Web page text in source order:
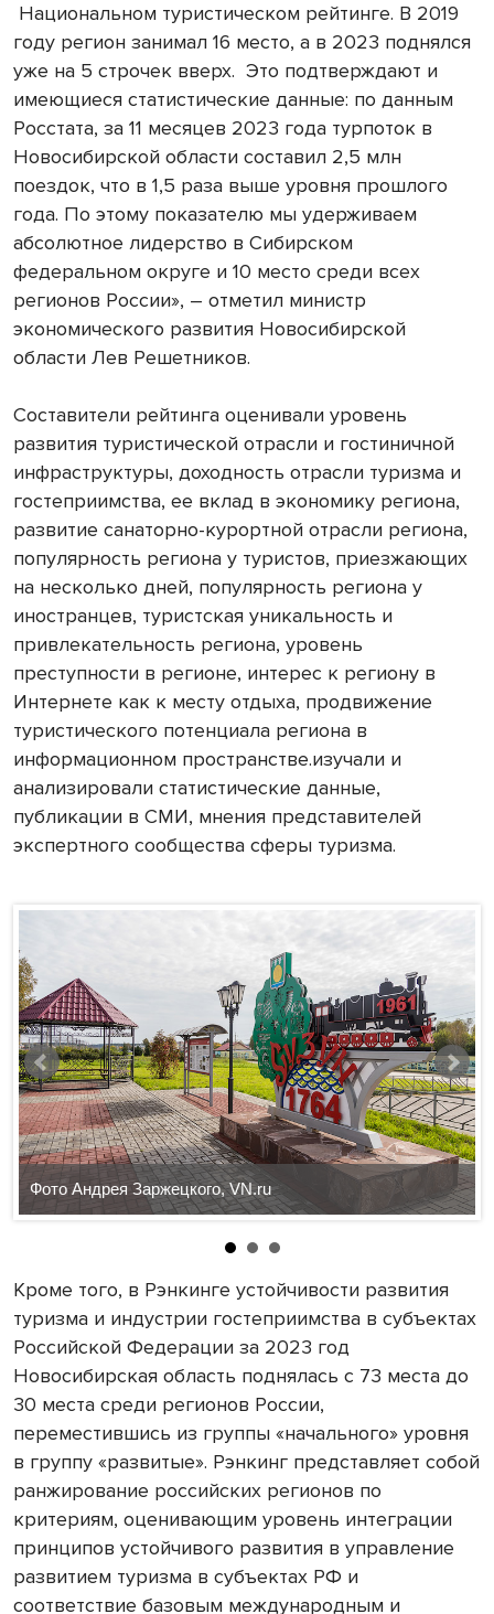
Национальном туристическом рейтинге. В 2019
году регион занимал 16 место, а в 2023 поднялся
уже на 5 строчек вверх. Это подтверждают и
имеющиеся статистические данные: по данным
Росстата, за 11 месяцев 2023 года турпоток в
Новосибирской области составил 2,5 млн
поездок, что в 1,5 раза выше уровня прошлого
года. По этому показателю мы удерживаем
абсолютное лидерство в Сибирском
федеральном округе и 10 место среди всех
регионов России», – отметил министр
экономического развития Новосибирской
области Лев Решетников.
Составители рейтинга оценивали уровень
развития туристической отрасли и гостиничной
инфраструктуры, доходность отрасли туризма и
гостеприимства, ее вклад в экономику региона,
развитие санаторно-курортной отрасли региона,
популярность региона у туристов, приезжающих
на несколько дней, популярность региона у
иностранцев, туристская уникальность и
привлекательность региона, уровень
преступности в регионе, интерес к региону в
Интернете как к месту отдыха, продвижение
туристического потенциала региона в
информационном пространстве.изучали и
анализировали статистические данные,
публикации в СМИ, мнения представителей
экспертного сообщества сферы туризма.
Фото Андрея Заржецкого, VN.ru
Кроме того, в Рэнкинге устойчивости развития
туризма и индустрии гостеприимства в субъектах
Российской Федерации за 2023 год
Новосибирская область поднялась с 73 места до
30 места среди регионов России,
переместившись из группы «начального» уровня
в группу «развитые». Рэнкинг представляет собой
ранжирование российских регионов по
критериям, оценивающим уровень интеграции
принципов устойчивого развития в управление
развитием туризма в субъектах РФ и
соответствие базовым международным и